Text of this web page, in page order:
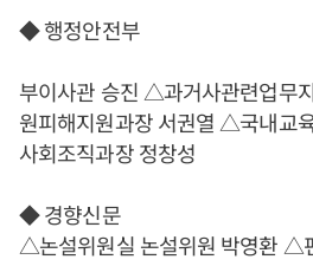
◆ 행정안전부
부이사관 승진 △과거사관련업무
원피해지원과장 서권열 △국내교
사회조직과장 정창성
◆ 경향신문
△논설위원실 논설위원 박영환 △